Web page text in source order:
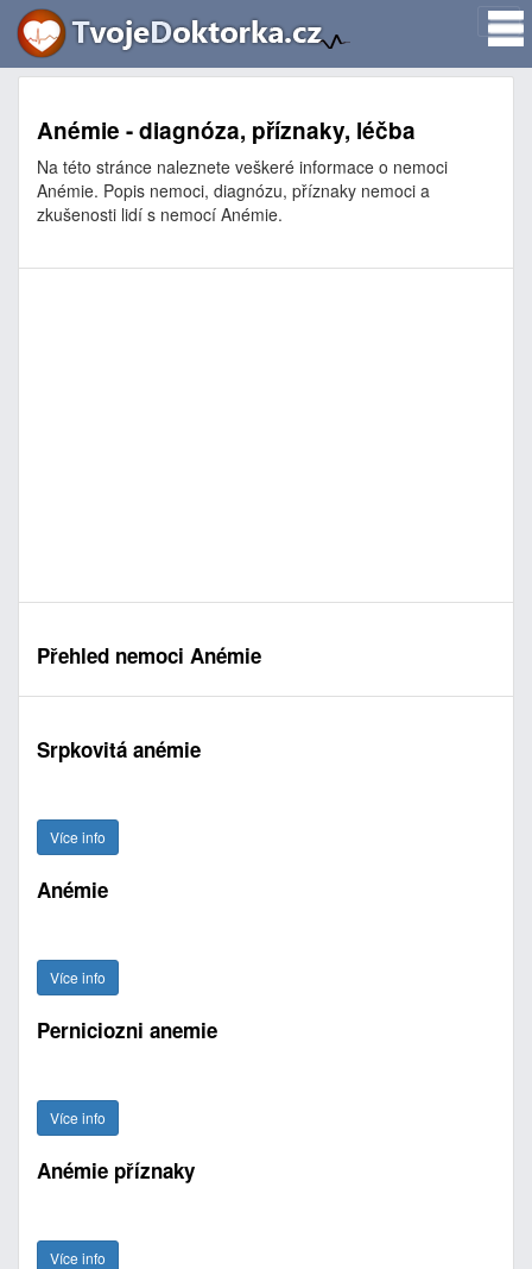
Anémie - diagnóza, příznaky, léčba
Na této stránce naleznete veškeré informace o nemoci
Anémie. Popis nemoci, diagnózu, příznaky nemoci a
zkušenosti lidí s nemocí Anémie.
Přehled nemoci Anémie
Srpkovitá anémie
Více info
Anémie
Více info
Perniciozni anemie
Více info
Anémie příznaky
Více info